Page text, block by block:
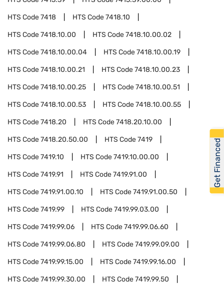
HTS Code7418 HTS Code7418.10
HTS Code7418.10.00 HTS Code7418.10.00.02
HTS Code7418.10.00.04 HTS Code7418.10.00.19
HTS Code7418.10.00.21 HTS Code7418.10.00.23
HTS Code7418.10.00.25 HTS Code7418.10.00.51
HTS Code7418.10.00.53 HTS Code7418.10.00.55
HTS Code7418.20 HTS Code7418.20.10.00
HTS Code7418.20.50.00 HTS Code7419
HTS Code7419.10 HTS Code7419.10.00.00
HTS Code7419.91 HTS Code7419.91.00
HTS Code7419.91.00.10 HTS Code7419.91.00.50
HTS Code7419.99 HTS Code7419.99.03.00
HTS Code7419.99.06 HTS Code7419.99.06.60
HTS Code7419.99.06.80 HTS Code7419.99.09.00
HTS Code7419.99.15.00 HTS Code7419.99.16.00
HTS Code7419.99.30.00 HTS Code7419.99.50
Get Financed